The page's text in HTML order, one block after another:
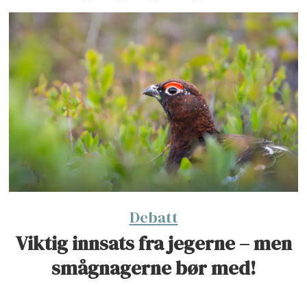
Debatt
Viktig innsats fra jegerne – men
smågnagerne bør med!